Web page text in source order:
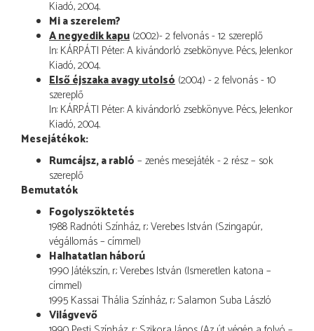
Kiadó, 2004.
Mi a szerelem?
A negyedik kapu (2002)- 2 felvonás - 12 szereplő
In: KÁRPÁTI Péter: A kivándorló zsebkönyve. Pécs, Jelenkor
Kiadó, 2004.
Első éjszaka avagy utolsó (2004) - 2 felvonás - 10
szereplő
In: KÁRPÁTI Péter: A kivándorló zsebkönyve. Pécs, Jelenkor
Kiadó, 2004.
Mesejátékok:
Rumcájsz, a rabló – zenés mesejáték - 2 rész – sok
szereplő
Bemutatók
Fogolyszöktetés
1988 Radnóti Színház, r.: Verebes István (Szingapúr,
végállomás – címmel)
Halhatatlan háború
1990 Játékszín, r.: Verebes István (Ismeretlen katona –
címmel)
1995 Kassai Thália Színház, r.: Salamon Suba László
Világvevő